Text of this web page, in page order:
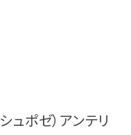
ュポゼ）アンテリ